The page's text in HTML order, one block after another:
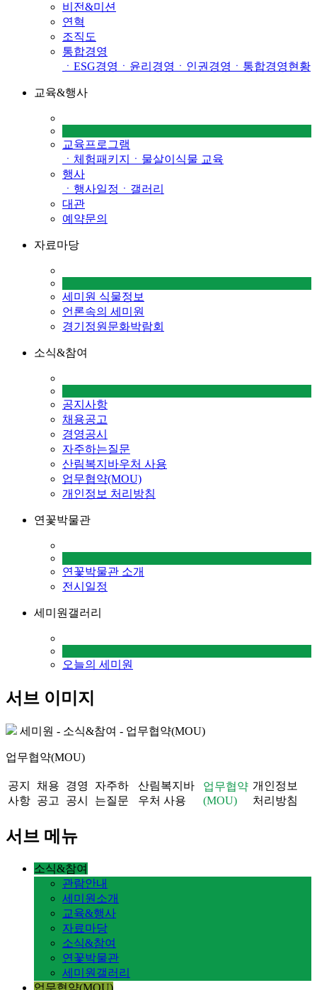
비전&미션
연혁
조직도
통합경영
ㆍESG경영 ㆍ윤리경영 ㆍ인권경영 ㆍ통합경영현황
교육&행사
교육프로그램
ㆍ체험패키지
ㆍ물살이식물 교육
행사
ㆍ행사일정 ㆍ갤러리
대관
예약문의
자료마당
세미원 식물정보
언론속의 세미원
경기정원문화박람회
소식&참여
공지사항
채용공고
경영공시
자주하는질문
산림복지바우처 사용
업무협약(MOU)
개인정보 처리방침
연꽃박물관
연꽃박물관 소개
전시일정
세미원갤러리
오늘의 세미원
서브 이미지
세미원 - 소식&참여 - 업무협약(MOU)
업무협약(MOU)
공지
사항
채용
공고
경영
공시
자주하
는질문
산림복지바
우처 사용
업무협약
(MOU)
개인정보
처리방침
서브 메뉴
소식&참여
관람안내
세미원소개
교육&행사
자료마당
소식&참여
연꽃박물관
세미원갤러리
업무협약(MOU)